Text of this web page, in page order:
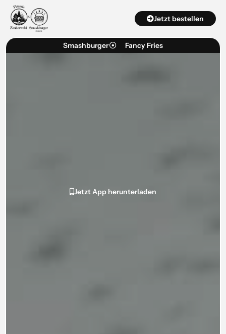
Zum
Inhalt
Jetzt bestellen
Smashburger Fancy Fries
Jetzt App herunterladen